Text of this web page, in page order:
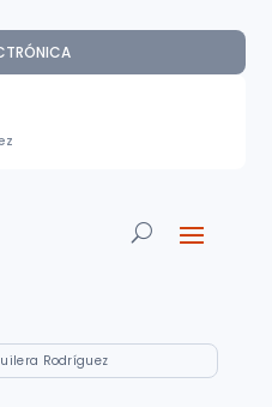
Rodríguez